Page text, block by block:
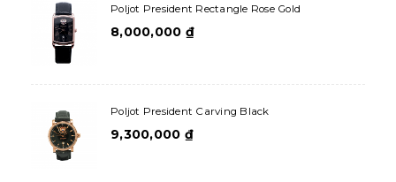
Poljot President Rectangle Rose Gold
8,000,000 ₫
Poljot President Carving Black
9,300,000 ₫